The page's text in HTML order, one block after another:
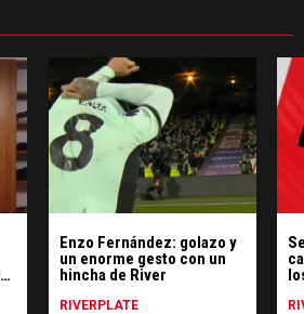
Enzo Fernández: golazo y
un enorme gesto con un
hincha de River
RIVERPLATE